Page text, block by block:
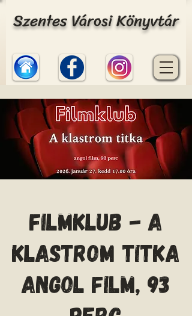
Szentes Városi Könyvtár
Filmklub - A
klastrom titka
angol film, 93